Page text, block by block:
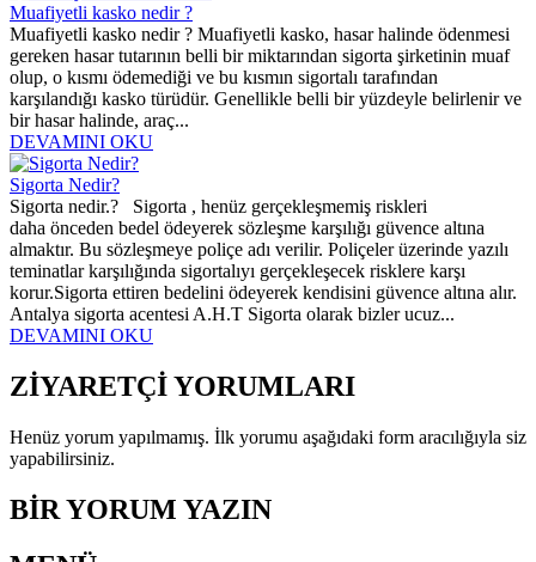
Muafiyetli kasko nedir ?
Muafiyetli kasko nedir ? Muafiyetli kasko, hasar halinde ödenmesi
gereken hasar tutarının belli bir miktarından sigorta şirketinin muaf
olup, o kısmı ödemediği ve bu kısmın sigortalı tarafından
karşılandığı kasko türüdür. Genellikle belli bir yüzdeyle belirlenir ve
bir hasar halinde, araç...
DEVAMINI OKU
Sigorta Nedir?
Sigorta nedir.? Sigorta , henüz gerçekleşmemiş riskleri
daha önceden bedel ödeyerek sözleşme karşılığı güvence altına
almaktır. Bu sözleşmeye poliçe adı verilir. Poliçeler üzerinde yazılı
teminatlar karşılığında sigortalıyı gerçekleşecek risklere karşı
korur.Sigorta ettiren bedelini ödeyerek kendisini güvence altına alır.
Antalya sigorta acentesi A.H.T Sigorta olarak bizler ucuz...
DEVAMINI OKU
ZİYARETÇİ YORUMLARI
Henüz yorum yapılmamış. İlk yorumu aşağıdaki form aracılığıyla siz
yapabilirsiniz.
BİR YORUM YAZIN